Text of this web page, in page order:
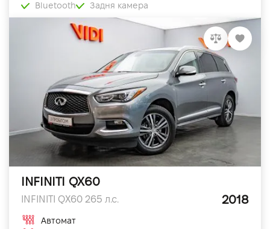
Bluetooth
Задня камера
INFINITI QX60
INFINITI QX60 265 л.с. 2018
Автомат